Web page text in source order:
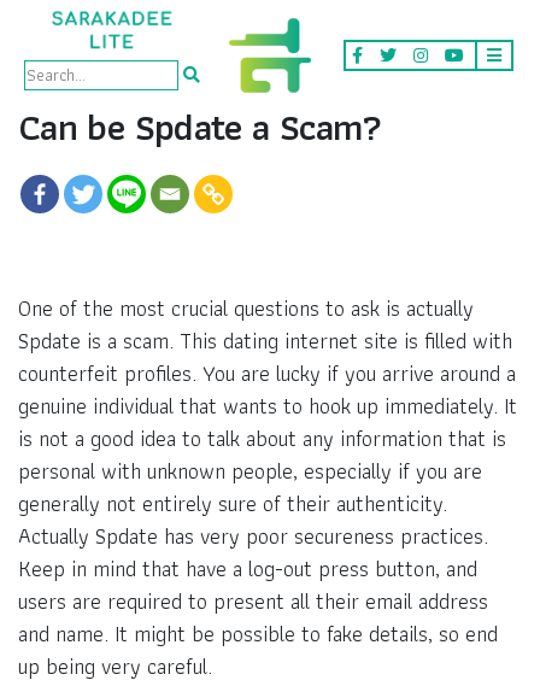
Can be Spdate a Scam?
One of the most crucial questions to ask is actually
Spdate is a scam. This dating internet site is filled with
counterfeit profiles. You are lucky if you arrive around a
genuine individual that wants to hook up immediately. It
is not a good idea to talk about any information that is
personal with unknown people, especially if you are
generally not entirely sure of their authenticity.
Actually Spdate has very poor secureness practices.
Keep in mind that have a log-out press button, and
users are required to present all their email address
and name. It might be possible to fake details, so end
up being very careful.